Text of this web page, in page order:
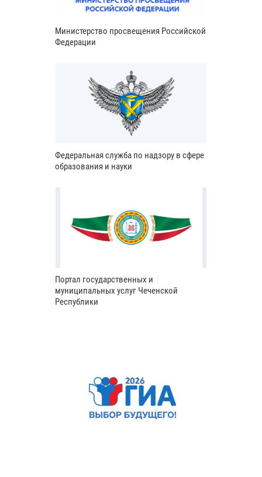
Министерство просвещения Российской
Федерации
Федеральная служба по надзору в сфере
образования и науки
Портал государственных и
муниципальных услуг Чеченской
Республики